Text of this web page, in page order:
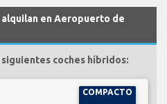
alquilan en Aeropuerto de
coches híbridos:
COMPACTO